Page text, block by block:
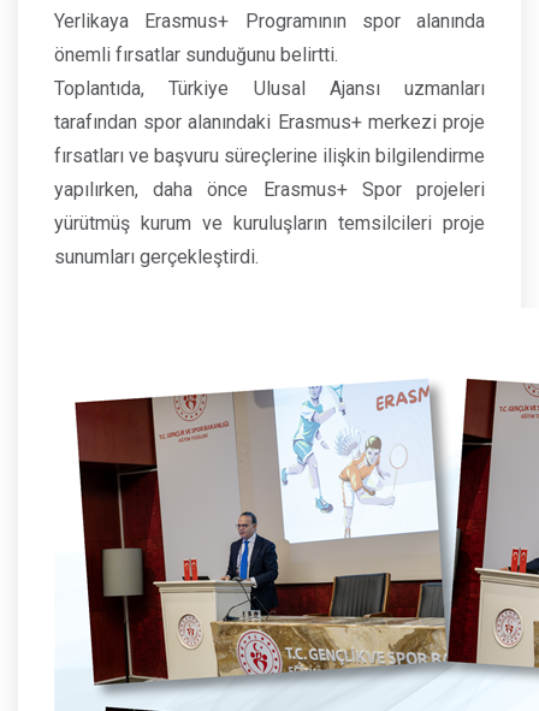
Yerlikaya Erasmus+ Programının spor alanında
önemli fırsatlar sunduğunu belirtti.
Toplantıda, Türkiye Ulusal Ajansı uzmanları
tarafından spor alanındaki Erasmus+ merkezi proje
fırsatları ve başvuru süreçlerine ilişkin bilgilendirme
yapılırken, daha önce Erasmus+ Spor projeleri
yürütmüş kurum ve kuruluşların temsilcileri proje
sunumları gerçekleştirdi.